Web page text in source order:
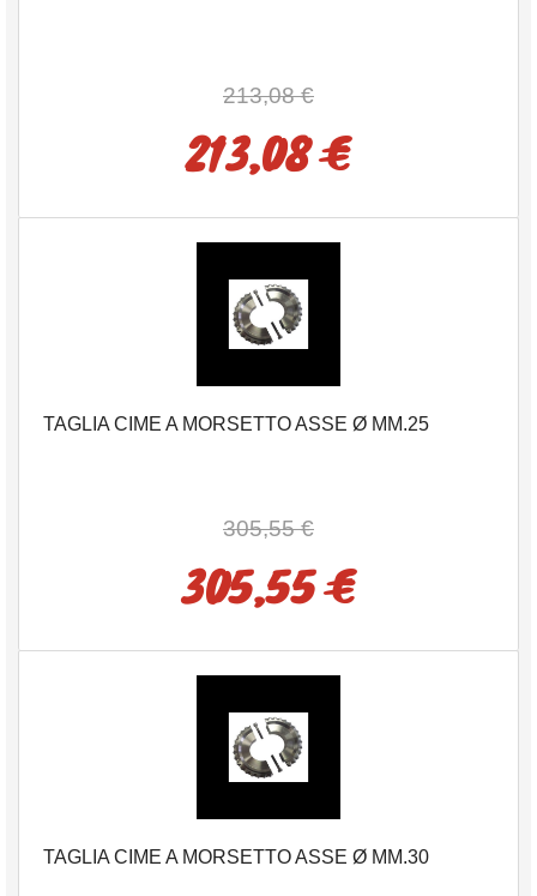
213,08 €
213,08 €
TAGLIA CIME A MORSETTO ASSE Ø MM.25
305,55 €
305,55 €
TAGLIA CIME A MORSETTO ASSE Ø MM.30